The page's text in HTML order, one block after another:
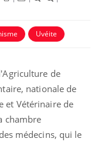
Uvéite
de
nationale de
et Vétérinaire de
chambre
médecins, qui le